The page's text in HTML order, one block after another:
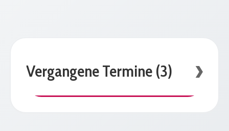
Vergangene Termine (3)